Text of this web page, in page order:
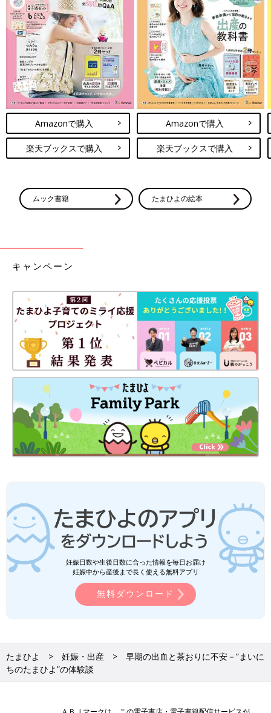
Amazonで購入
楽天ブックスで購入
Amazonで購入
楽天ブックスで購入
ムック書籍 たまひよの絵本
キャンペーン
妊娠日数や生後日数に合った情報を毎日お届け
妊娠中から産後まで長く使える無料アプリ
無料ダウンロード
たまひよ 妊娠・出産
早期の出血と茶おりに不安－”まいに
ちのたまひよ”の体験談